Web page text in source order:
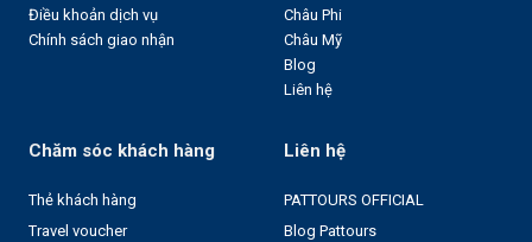
Điều khoản dịch vụ
Chính sách giao nhận
Châu Phi
Châu Mỹ
Blog
Liên hệ
Chăm sóc khách hàng
Thẻ khách hàng
Travel voucher
Liên hệ
PATTOURS OFFICIAL
Blog Pattours